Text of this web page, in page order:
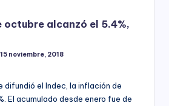
octubre alcanzó el 5.4%,
15 noviembre, 2018
difundió el Indec, la inflación de
El acumulado desde enero fue de